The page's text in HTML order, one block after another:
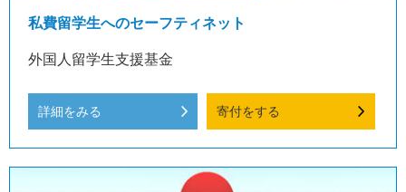
私費留学生へのセーフティネット
外国人留学生支援基金
詳細をみる 寄付をする